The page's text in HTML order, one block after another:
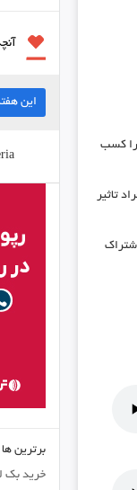
کسب
تاثیر
این
برترین ها
خرید بک